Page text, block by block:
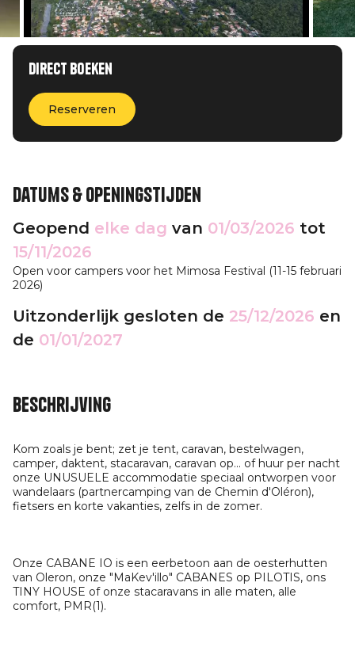
Direct boeken
Reserveren
Datums & openingstijden
Geopend elke dag van 01/03/2026 tot
15/11/2026
Open voor campers voor het Mimosa Festival (11-15 februari
2026)
Uitzonderlijk gesloten de 25/12/2026 en
de 01/01/2027
Beschrijving
Kom zoals je bent; zet je tent, caravan, bestelwagen,
camper, daktent, stacaravan, caravan op... of huur per nacht
onze UNUSUELE accommodatie speciaal ontworpen voor
wandelaars (partnercamping van de Chemin d'Oléron),
fietsers en korte vakanties, zelfs in de zomer.
Onze CABANE IO is een eerbetoon aan de oesterhutten
van Oleron, onze "MaKev'illo" CABANES op PILOTIS, ons
TINY HOUSE of onze stacaravans in alle maten, alle
comfort, PMR(1).